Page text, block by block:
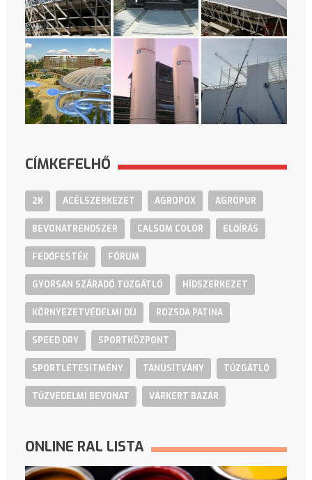
CÍMKEFELHŐ
2K ACÉLSZERKEZET AGROPOX AGROPUR
BEVONATRENDSZER CALSOM COLOR ELŐÍRÁS
FEDŐFESTÉK FÓRUM
GYORSAN SZÁRADÓ TŰZGÁTLÓ HÍDSZERKEZET
KÖRNYEZETVÉDELMI DÍJ ROZSDA PATINA
SPEED DRY SPORTKÖZPONT
SPORTLÉTESÍTMÉNY TANÚSÍTVÁNY TŰZGÁTLÓ
TŰZVÉDELMI BEVONAT VÁRKERT BAZÁR
ONLINE RAL LISTA